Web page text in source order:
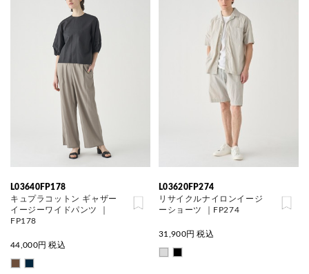
L03640FP178
キュプラコットン ギャザー
イージーワイドパンツ ｜
FP178
44,000円 税込
L03620FP274
リサイクルナイロンイージ
ーショーツ ｜FP274
31,900円 税込